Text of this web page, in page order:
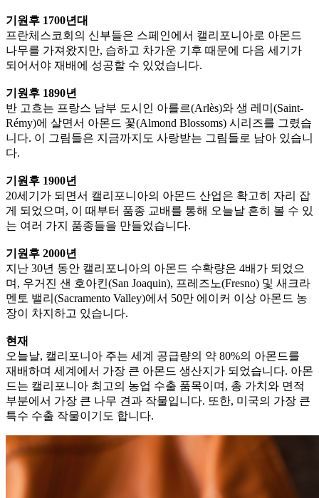
기원후 1700년대
프란체스코회의 신부들은 스페인에서 캘리포니아로 아몬드
나무를 가져왔지만, 습하고 차가운 기후 때문에 다음 세기가
되어서야 재배에 성공할 수 있었습니다.
기원후 1890년
반 고흐는 프랑스 남부 도시인 아를르(Arlès)와 생 레미(Saint-
Rémy)에 살면서 아몬드 꽃(Almond Blossoms) 시리즈를 그렸습
니다. 이 그림들은 지금까지도 사랑받는 그림들로 남아 있습니
다.
기원후 1900년
20세기가 되면서 캘리포니아의 아몬드 산업은 확고히 자리 잡
게 되었으며, 이 때부터 품종 교배를 통해 오늘날 흔히 볼 수 있
는 여러 가지 품종들을 만들었습니다.
기원후 2000년
지난 30년 동안 캘리포니아의 아몬드 수확량은 4배가 되었으
며, 우거진 샌 호아킨(San Joaquin), 프레즈노(Fresno) 및 새크라
멘토 밸리(Sacramento Valley)에서 50만 에이커 이상 아몬드 농
장이 차지하고 있습니다.
현재
오늘날, 캘리포니아 주는 세계 공급량의 약 80%의 아몬드를
재배하며 세계에서 가장 큰 아몬드 생산지가 되었습니다. 아몬
드는 캘리포니아 최고의 농업 수출 품목이며, 총 가치와 면적
부분에서 가장 큰 나무 견과 작물입니다. 또한, 미국의 가장 큰
특수 수출 작물이기도 합니다.